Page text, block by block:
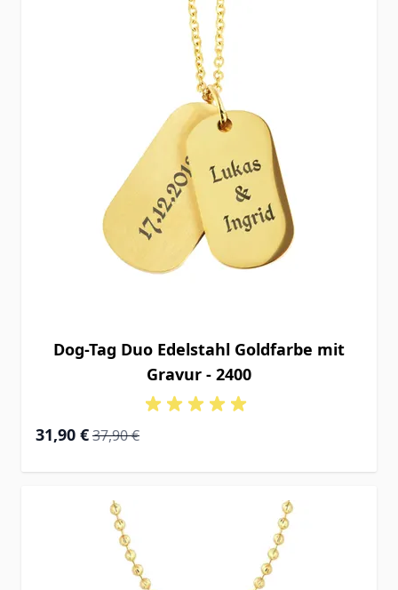
Dog-Tag Duo Edelstahl Goldfarbe mit
Gravur - 2400
Special Price
31,90 € Regular Price
37,90 €